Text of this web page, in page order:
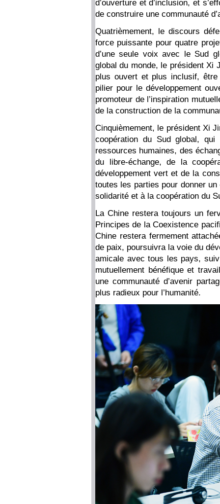
d’ouverture et d’inclusion, et
de construire une communauté
Quatrièmement, le discours
force puissante pour quatre
d’une seule voix avec le Sud
global du monde, le président Xi
plus ouvert et plus inclusif,
pilier pour le développement
promoteur de l’inspiration
de la construction de la
Cinquièmement, le président Xi
coopération du Sud global,
ressources humaines, des
du libre-échange, de la
développement vert et de la
toutes les parties pour donner
solidarité et à la coopération du
La Chine restera toujours un
Principes de la Coexistence
Chine restera fermement
de paix, poursuivra la voie du
amicale avec tous les pays,
mutuellement bénéfique et
une communauté d’avenir
plus radieux pour l’humanité.